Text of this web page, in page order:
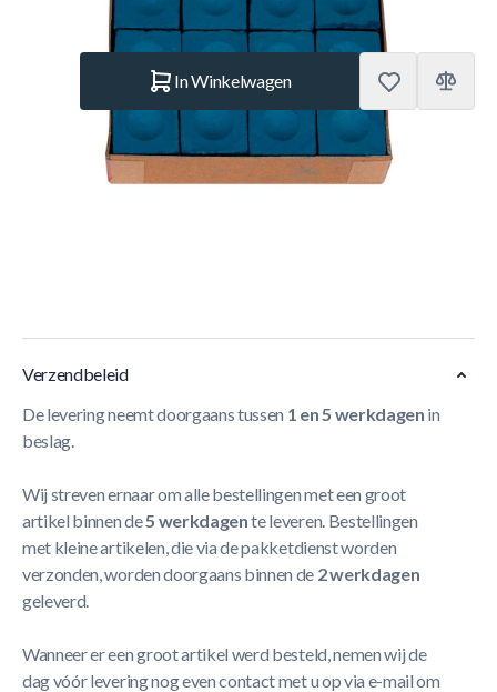
Op voorraad
In Winkelwagen
Korte Beschrijving
Verzendbeleid
De levering neemt doorgaans tussen 1 en 5 werkdagen in
beslag.
Wij streven ernaar om alle bestellingen met een groot
artikel binnen de5 werkdagente leveren. Bestellingen
met kleine artikelen, die via de pakketdienst worden
verzonden, worden doorgaans binnen de 2 werkdagen
geleverd.
Wanneer er een groot artikel werd besteld, nemen wij de
dag vóór levering nog even contact met u op via e-mail om